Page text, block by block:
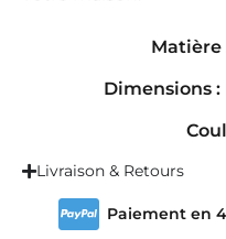
Matière
Dimensions :
Livraison & Retours
Paiement en